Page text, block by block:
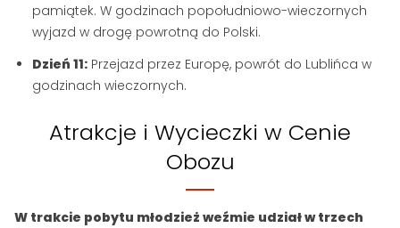
pamiątek. W godzinach popołudniowo-wieczornych
wyjazd w drogę powrotną do Polski.
Dzień 11: Przejazd przez Europę, powrót do Lublińca w
godzinach wieczornych.
Atrakcje i Wycieczki w Cenie
Obozu
W trakcie pobytu młodzież weźmie udział w trzech